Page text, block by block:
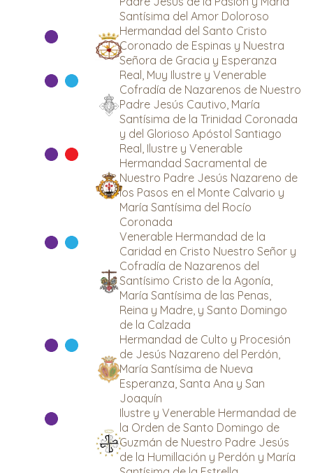
Santísima del Amor Doloroso
Hermandad del Santo Cristo
Coronado de Espinas y Nuestra
Señora de Gracia y Esperanza
Real, Muy Ilustre y Venerable
Cofradía de Nazarenos de Nuestro
Padre Jesús Cautivo, María
Santísima de la Trinidad Coronada
y del Glorioso Apóstol Santiago
Real, Ilustre y Venerable
Hermandad Sacramental de
Nuestro Padre Jesús Nazareno de
los Pasos en el Monte Calvario y
María Santísima del Rocío
Coronada
Venerable Hermandad de la
Caridad en Cristo Nuestro Señor y
Cofradía de Nazarenos del
Santísimo Cristo de la Agonía,
María Santísima de las Penas,
Reina y Madre, y Santo Domingo
de la Calzada
Hermandad de Culto y Procesión
de Jesús Nazareno del Perdón,
María Santísima de Nueva
Esperanza, Santa Ana y San
Joaquín
Ilustre y Venerable Hermandad de
la Orden de Santo Domingo de
Guzmán de Nuestro Padre Jesús
de la Humillación y Perdón y María